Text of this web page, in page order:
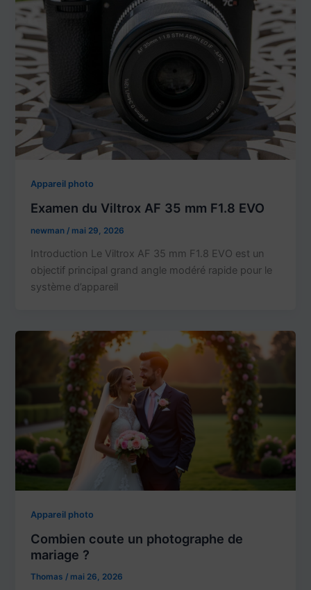
Appareil photo
Examen du Viltrox AF 35 mm F1.8 EVO
newman / mai 29, 2026
Introduction Le Viltrox AF 35 mm F1.8 EVO est un
objectif principal grand angle modéré rapide pour le
système d’appareil
Appareil photo
Combien coute un photographe de
mariage ?
Thomas/ mai 26, 2026